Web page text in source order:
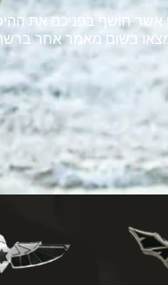
אשר חושף בפניכם את
בשום מאמר אחר